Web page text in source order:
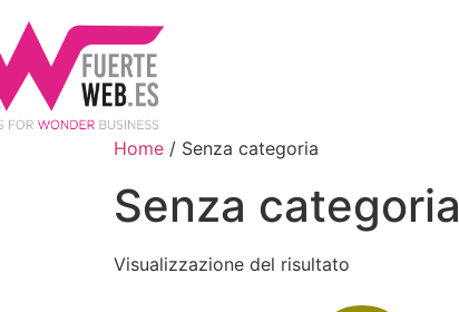
Home / Senza categoria
Senza categoria
Visualizzazione del risultato